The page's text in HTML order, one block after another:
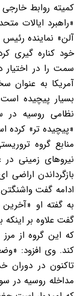
کمیته روابط
«راهبرد ایالات
آلن» نماینده
خود کناره گیری
سمت را در اختیار
آمریکا به عنوان
بسیار پیچیده
نظامی روسیه در
«پیچیده تر» کرده
منابع گروه
نیروهای زمینی
بازگرداندن
ادامه گفت واشنگتن
به گفته او
گفت علاوه بر اینکه
که این گروه از مرز
کند. وی افزود:
تاکنون در دوران
مداخله روسیه در